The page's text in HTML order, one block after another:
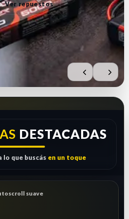
Ver repuestos
DESTACADAS
que buscás en un toque
suave